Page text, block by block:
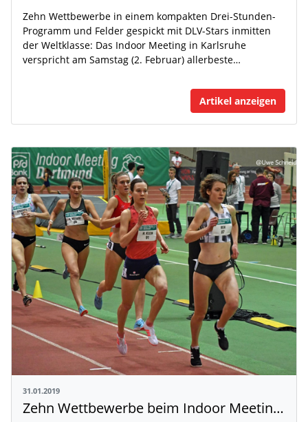
Zehn Wettbewerbe in einem kompakten Drei-Stunden-
Programm und Felder gespickt mit DLV-Stars inmitten
der Weltklasse: Das Indoor Meeting in Karlsruhe
verspricht am Samstag (2. Februar) allerbeste…
Artikel anzeigen
31.01.2019
Zehn Wettbewerbe beim Indoor Meeting in Karlsruhe am Samstag (02. Februar)